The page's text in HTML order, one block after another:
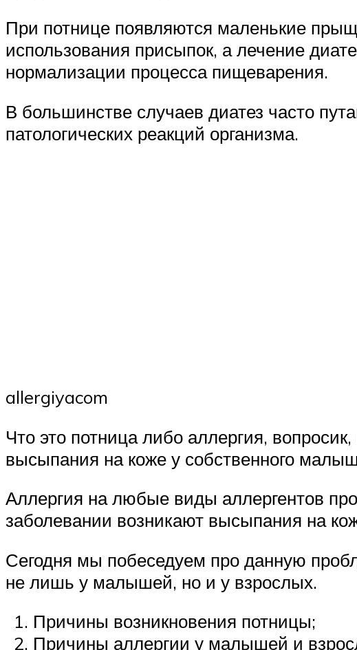
При потнице появляются маленькие
использования присыпок, а лечение
нормализации процесса пищеварения.
В большинстве случаев диатез часто
патологических реакций организма.
allergiyacom
Что это потница либо аллергия,
высыпания на коже у собственного
Аллергия на любые виды аллергентов
заболевании возникают высыпания на
Сегодня мы побеседуем про данную
не лишь у малышей, но и у взрослых.
Причины возникновения потницы;
Причины аллергии у малышей и